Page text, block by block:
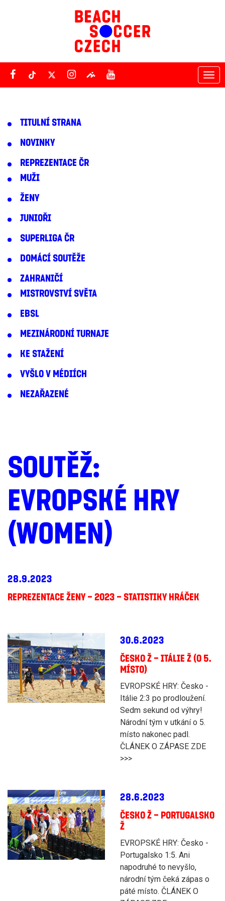
TITULNÍ STRANA
NOVINKY
REPREZENTACE ČR
MUŽI
ŽENY
JUNIOŘI
SUPERLIGA ČR
DOMÁCÍ SOUTĚŽE
ZAHRANIČÍ
MISTROVSTVÍ SVĚTA
EBSL
MEZINÁRODNÍ TURNAJE
KE STAŽENÍ
VYŠLO V MÉDIÍCH
NEZAŘAZENÉ
SOUTĚŽ:
EVROPSKÉ HRY
(WOMEN)
28.9.2023
REPREZENTACE ŽENY – 2023 – STATISTIKY HRÁČEK
30.6.2023
ČESKO Ž – ITÁLIE Ž (O 5.
MÍSTO)
EVROPSKÉ HRY: Česko -
Itálie 2:3 po prodloužení.
Sedm sekund od výhry!
Národní tým v utkání o 5.
místo nakonec padl.
ČLÁNEK O ZÁPASE ZDE
>>>
28.6.2023
ČESKO Ž – PORTUGALSKO
Ž
EVROPSKÉ HRY: Česko -
Portugalsko 1:5. Ani
napodruhé to nevyšlo,
národní tým čeká zápas o
páté místo. ČLÁNEK O